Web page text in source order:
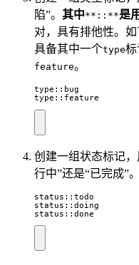
陷”。 其中**::**是
对，具有排他性。
具备其中一个type标
feature。
type::feature
创建一组状态标记
行中”还是“已完成”。
status::done